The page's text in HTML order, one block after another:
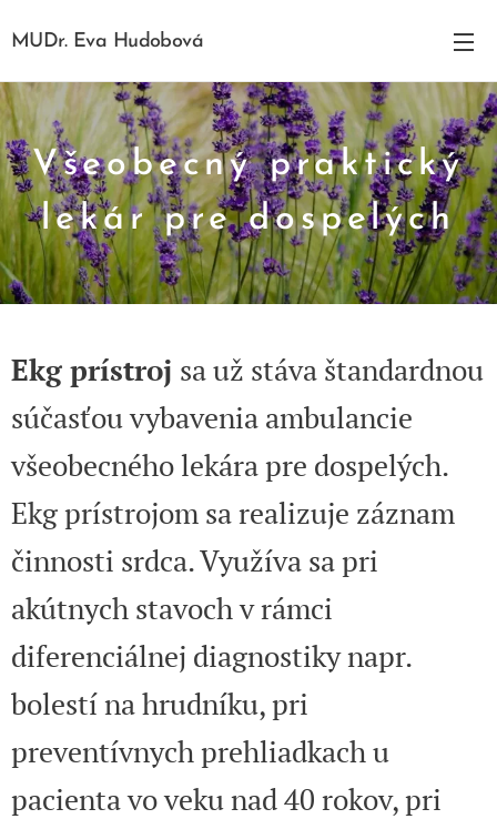
MUDr. Eva Hudobová
Všeobecný praktický
lekár pre dospelých
Ekg prístroj sa už stáva štandardnou
súčasťou vybavenia ambulancie
všeobecného lekára pre dospelých.
Ekg prístrojom sa realizuje záznam
činnosti srdca. Využíva sa pri
akútnych stavoch v rámci
diferenciálnej diagnostiky napr.
bolestí na hrudníku, pri
preventívnych prehliadkach u
pacienta vo veku nad 40 rokov, pri